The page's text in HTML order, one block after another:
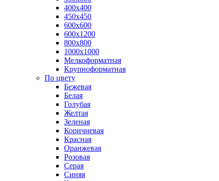
400х400
450х450
600х600
600х1200
800х800
1000х1000
Мелкоформатная
Крупноформатная
По цвету
Бежевая
Белая
Голубая
Желтая
Зеленая
Коричневая
Красная
Оранжевая
Розовая
Серая
Синяя